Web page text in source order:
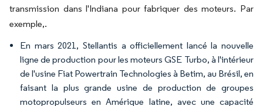
transmission dans l'Indiana pour fabriquer des moteurs. Par
exemple,.
En mars 2021, Stellantis a officiellement lancé la nouvelle
ligne de production pour les moteurs GSE Turbo, à l'intérieur
de l'usine Fiat Powertrain Technologies à Betim, au Brésil, en
faisant la plus grande usine de production de groupes
motopropulseurs en Amérique latine, avec une capacité